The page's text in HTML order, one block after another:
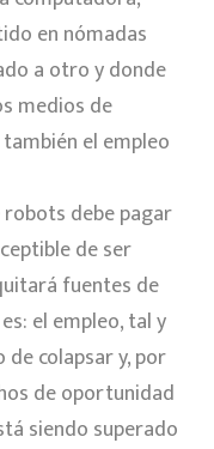
en nómadas
a otro y donde
medios de
el empleo
robots debe pagar
de ser
fuentes de
el empleo, tal y
colapsar y, por
de oportunidad
siendo superado